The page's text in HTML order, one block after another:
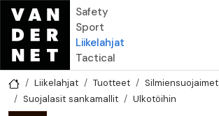
Hyppää pääsisältöön
Safety
Sport
Liikelahjat
Tactical
Liikelahjat Tuotteet
Silmiensuojaimet
Suojalasit sankamallit
Ulkotöihin